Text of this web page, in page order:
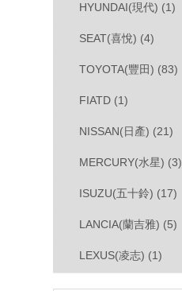
HYUNDAI(現代) (1)
SEAT(喜悅) (4)
TOYOTA(豐田) (83)
FIATD (1)
NISSAN(日產) (21)
MERCURY(水星) (3)
ISUZU(五十鈴) (17)
LANCIA(蘭吉雅) (5)
LEXUS(凌志) (1)